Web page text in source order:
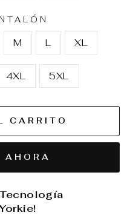
M L XL
4XL 5XL
CARRITO
AHORA